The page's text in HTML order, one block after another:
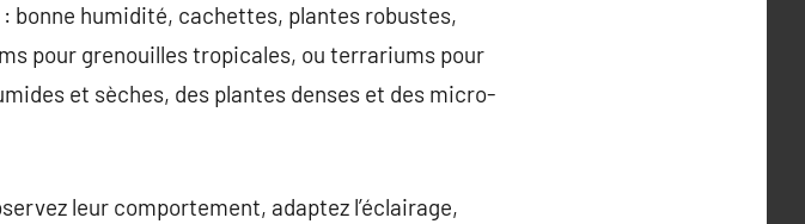
bonne humidité, cachettes, plantes robustes,
pour grenouilles tropicales, ou terrariums pour
et sèches, des plantes denses et des micro-
leur comportement, adaptez l’éclairage,